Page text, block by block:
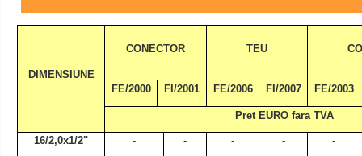
DIMENSIUNE
CONECTOR TEU
FE/2000 FI/2001 FE/2006 FI/2007 FE/2003
Pret EURO fara TVA
16/2,0x1/2" - - - -
-